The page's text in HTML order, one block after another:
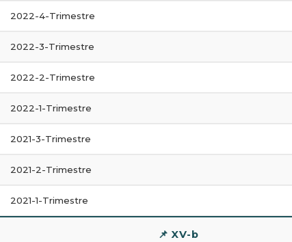
2022-4-Trimestre
2022-3-Trimestre
2022-2-Trimestre
2022-1-Trimestre
2021-3-Trimestre
2021-2-Trimestre
2021-1-Trimestre
📌 XV-b